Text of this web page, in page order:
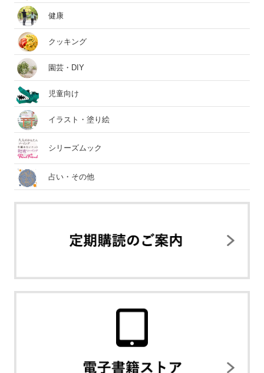
健康
クッキング
園芸・DIY
児童向け
イラスト・塗り絵
シリーズムック
占い・その他